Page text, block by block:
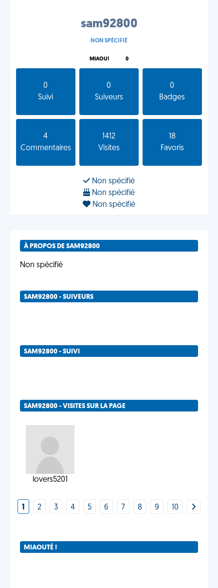
sam92800
NON SPÉCIFIÉ
MIAOU! 0
0
Suivi
0
Suiveurs
0
Badges
4
Commentaires
1412
Visites
18
Favoris
Non spécifié
Non spécifié
Non spécifié
À PROPOS DE SAM92800
Non spécifié
SAM92800 - SUIVEURS
SAM92800 - SUIVI
SAM92800 - VISITES SUR LA PAGE
lovers5201
1 2 3 4 5 6 7 8 9 10
MIAOUTÉ !